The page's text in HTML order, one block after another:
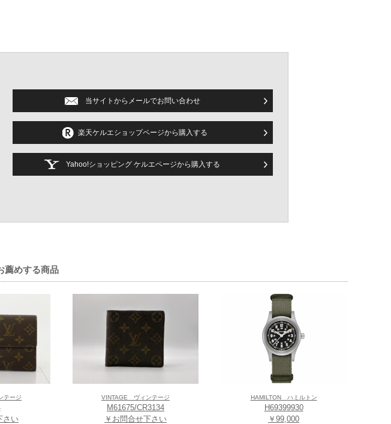
当サイトからメールでお問い合わせ
楽天ケルエショップページから購入する
Yahoo!ショッピング ケルエページから購入する
薦めする商品
テージ
さい
VINTAGE ヴィンテージ
M61675/CR3134
￥お問合せ下さい
HAMILTON ハミルトン
H69399930
￥99,000